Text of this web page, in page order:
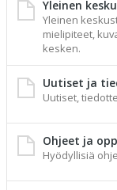
Yleinen
Yleinen
mielipiteet,
kesken.
Uutiset ja
Uutiset,
Ohjeet ja
Hyödyllisiä